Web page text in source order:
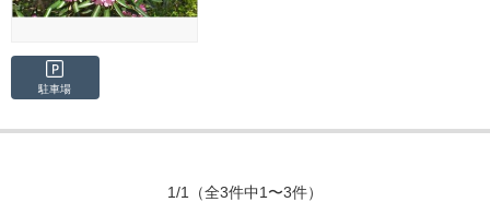
駐車場
1/1 （全3件中1〜3件）